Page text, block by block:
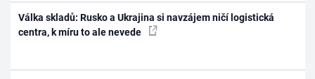
Válka skladů: Rusko a Ukrajina si navzájem ničí logistická
centra, k míru to ale nevede